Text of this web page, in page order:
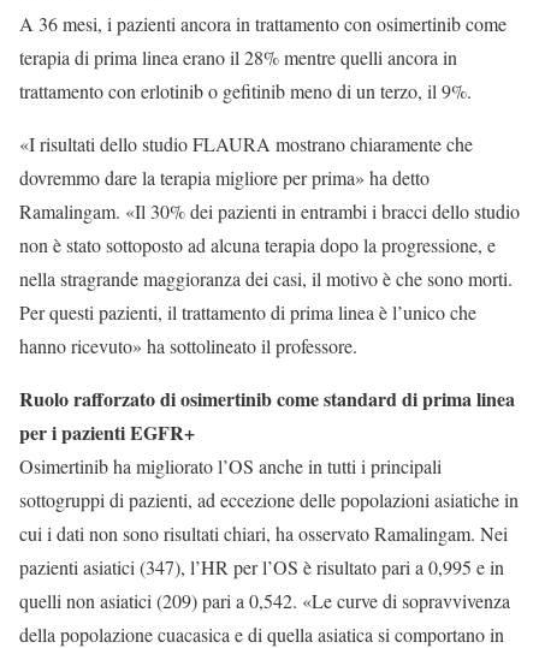
A 36 mesi, i pazienti ancora in trattamento con osimertinib come
terapia di prima linea erano il 28% mentre quelli ancora in
trattamento con erlotinib o gefitinib meno di un terzo, il 9%.
«I risultati dello studio FLAURA mostrano chiaramente che
dovremmo dare la terapia migliore per prima» ha detto
Ramalingam. «Il 30% dei pazienti in entrambi i bracci dello studio
non è stato sottoposto ad alcuna terapia dopo la progressione, e
nella stragrande maggioranza dei casi, il motivo è che sono morti.
Per questi pazienti, il trattamento di prima linea è l’unico che
hanno ricevuto» ha sottolineato il professore.
Ruolo rafforzato di osimertinib come standard di prima linea
per i pazienti EGFR+
Osimertinib ha migliorato l’OS anche in tutti i principali
sottogruppi di pazienti, ad eccezione delle popolazioni asiatiche in
cui i dati non sono risultati chiari, ha osservato Ramalingam. Nei
pazienti asiatici (347), l’HR per l’OS è risultato pari a 0,995 e in
quelli non asiatici (209) pari a 0,542. «Le curve di sopravvivenza
della popolazione cuacasica e di quella asiatica si comportano in